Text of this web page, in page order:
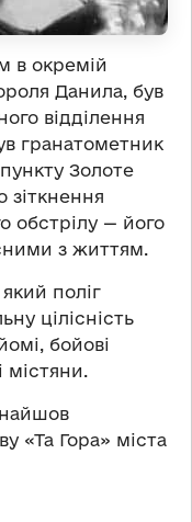
в окремій
Данила, був
відділення
гранатометник
Золоте
зіткнення
обстрілу — його
з життям.
поліг
цілісність
бойові
містяни.
«Та Гора» міста